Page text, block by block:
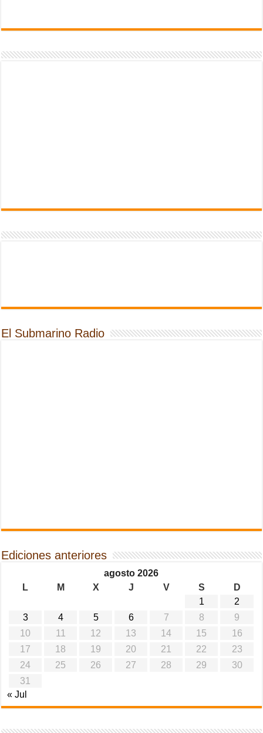
El Submarino Radio
Ediciones anteriores
agosto 2026
L
M X J V S
D
1
2
3
4 5 6 7 8
9
10
11 12 13 14 15
16
17
18 19 20 21 22
23
24
25 26 27 28 29
30
31
« Jul